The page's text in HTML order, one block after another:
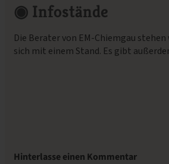
◉ Infostände
Die Berater von EM-Chiemgau
sich mit einem Stand. Es gibt
Hinterlasse einen Kommentar